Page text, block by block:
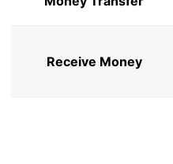
Receive Money